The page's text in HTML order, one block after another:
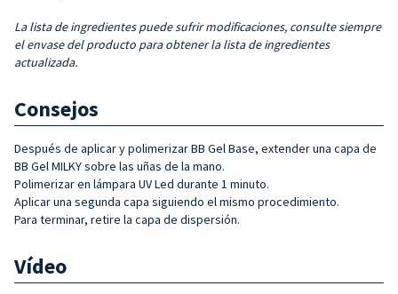
La lista de ingredientes puede sufrir modificaciones, consulte siempre
el envase del producto para obtener la lista de ingredientes
actualizada.
Consejos
Después de aplicar y polimerizar BB Gel Base, extender una capa de
BB Gel MILKY sobre las uñas de la mano.
Polimerizar en lámpara UV Led durante 1 minuto.
Aplicar una segunda capa siguiendo el mismo procedimiento.
Para terminar, retire la capa de dispersión.
Vídeo